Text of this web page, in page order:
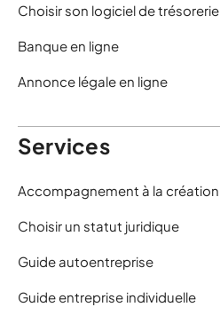
Choisir son logiciel de trésorerie
Banque en ligne
Annonce légale en ligne
Services
Accompagnement à la création
Choisir un statut juridique
Guide autoentreprise
Guide entreprise individuelle